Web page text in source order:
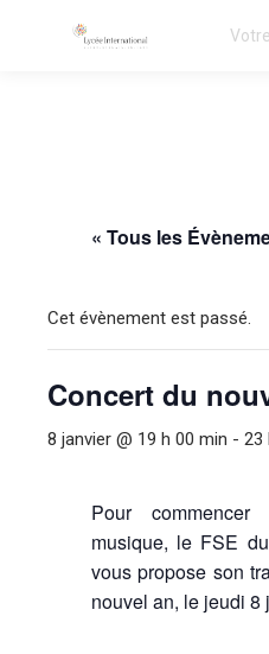
« Tous les
Cet évènement est passé.
Concert du
8 janvier @ 19 h 00 min - 23
Pour
musique, le FSE
vous propose son
nouvel an, le jeudi 8